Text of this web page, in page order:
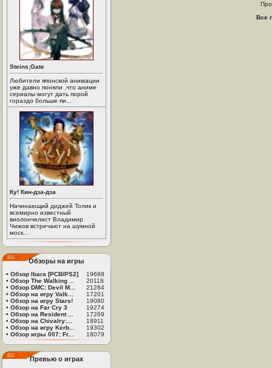
Steins;Gate
Любители японской анимации
уже давно поняли ,что аниме
сериалы могут дать порой
гораздо больше пи...
Ку! Кин-дза-дза
Начинающий диджей Толик и
всемирно известный
виолончелист Владимир
Чижов встречают на шумной
моск...
Обзоры на игры
• Обзор Ibara [PCB/PS2]
19688
• Обзор The Walking ...
20118
• Обзор DMC: Devil M...
21284
• Обзор на игру Valk...
17201
• Обзор на игру Stars!
19080
• Обзор на Far Cry 3
19274
• Обзор на Resident ...
17269
• Обзор на Chivalry:...
18911
• Обзор на игру Kerb...
19302
• Обзор игры 007: Fr... 18079
Превью о играх
Все